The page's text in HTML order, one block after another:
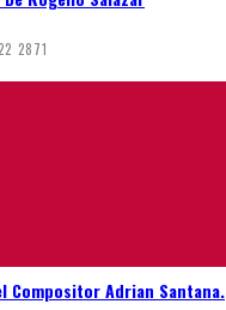
2871
Compositor Adrian Santana.